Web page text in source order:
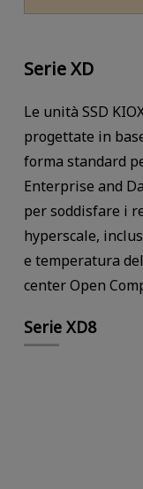
Serie XD
Le unità SSD
progettate in
forma standard
Enterprise and
per soddisfare i
hyperscale,
e temperatura
center Open
Serie XD8